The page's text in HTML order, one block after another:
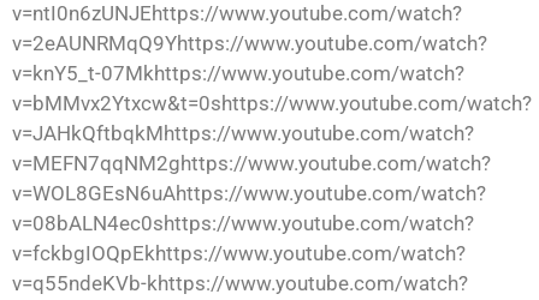
v=ntI0n6zUNJEhttps://www.youtube.com/watch?
v=2eAUNRMqQ9Yhttps://www.youtube.com/watch?
v=knY5_t-07Mkhttps://www.youtube.com/watch?
v=bMMvx2Ytxcw&t=0shttps://www.youtube.com/watch?
v=JAHkQftbqkMhttps://www.youtube.com/watch?
v=MEFN7qqNM2ghttps://www.youtube.com/watch?
v=WOL8GEsN6uAhttps://www.youtube.com/watch?
v=08bALN4ec0shttps://www.youtube.com/watch?
v=fckbgIOQpEkhttps://www.youtube.com/watch?
v=q55ndeKVb-khttps://www.youtube.com/watch?